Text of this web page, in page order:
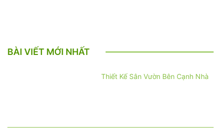
BÀI VIẾT MỚI NHẤT
Thiết Kế Sân Vườn Bên Cạnh Nhà